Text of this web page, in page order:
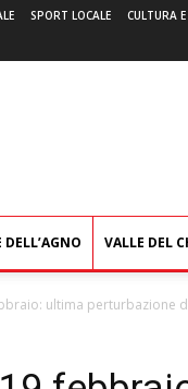
SPORT LOCALE CULTURA
DELL’AGNO VALLE DEL
ultima perturbazione